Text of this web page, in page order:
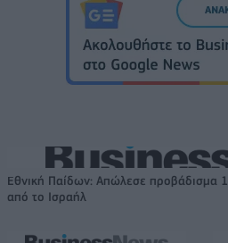
Εθνική Παίδων: Απώλεσε προβάδισμα
από το Ισραήλ